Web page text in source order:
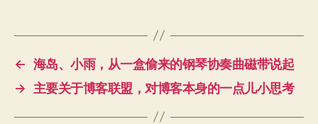
← 海岛、小雨，从一盒偷来的钢琴协奏曲磁带说起
→
主要关于博客联盟，对博客本身的一点儿小思考